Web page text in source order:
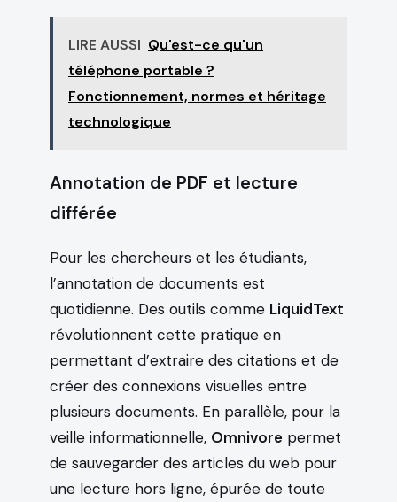
LIRE AUSSI Qu'est-ce qu'un
téléphone portable ?
Fonctionnement, normes et héritage
technologique
Annotation de PDF et lecture
différée
Pour les chercheurs et les étudiants,
l’annotation de documents est
quotidienne. Des outils comme LiquidText
révolutionnent cette pratique en
permettant d’extraire des citations et de
créer des connexions visuelles entre
plusieurs documents. En parallèle, pour la
veille informationnelle, Omnivore permet
de sauvegarder des articles du web pour
une lecture hors ligne, épurée de toute